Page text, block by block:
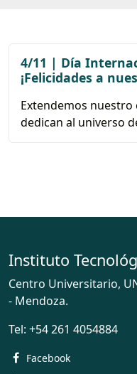
4/11 | Día
¡Felicidades a
Extendemos nuestro
dedican al universo
Instituto
Centro Universitario,
- Mendoza.
Tel: +54 261 4054884
Facebook